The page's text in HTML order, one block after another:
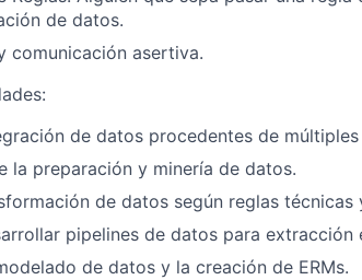
de datos.
comunicación asertiva.
de datos procedentes de múltiples
la preparación y minería de datos.
de datos según reglas técnicas
pipelines de datos para extracción
de datos y la creación de ERMs.